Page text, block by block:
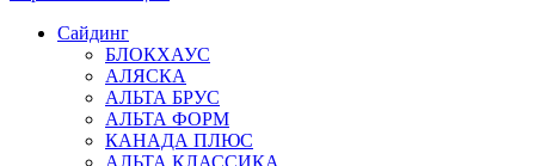
Сайдинг
БЛОКХАУС
АЛЯСКА
АЛЬТА БРУС
АЛЬТА ФОРМ
КАНАДА ПЛЮС
АЛЬТА КЛАССИКА